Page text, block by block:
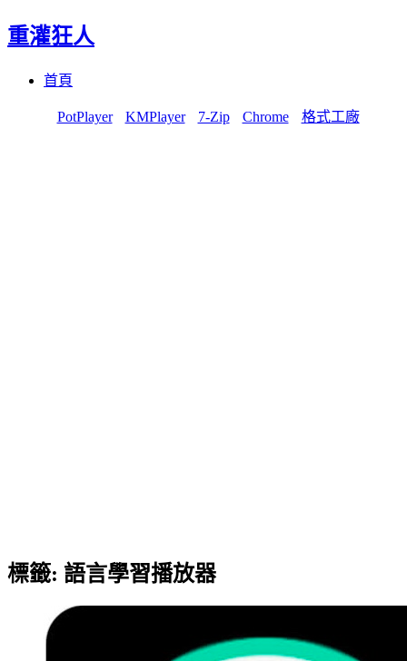
重灌狂人
首頁
PotPlayer KMPlayer 7-Zip Chrome 格式工廠
標籤: 語言學習播放器